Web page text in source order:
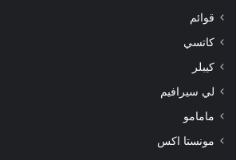
قوائم
كاتسي
كيبلر
لي سيرافيم
مامامو
مونستا اكس